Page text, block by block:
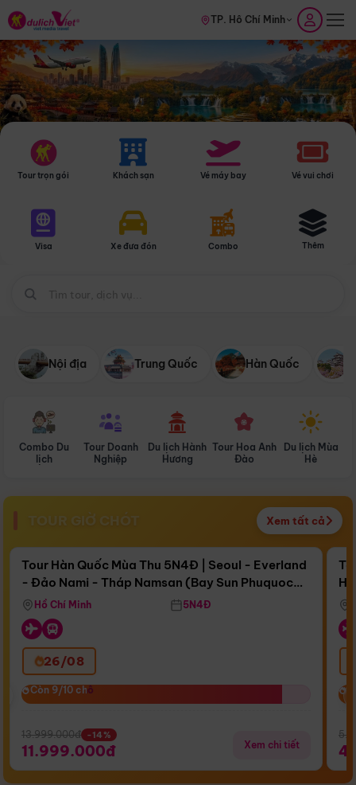
TP. Hồ Chí Minh
Tour trọn gói Khách sạn Vé máy bay Vé vui chơi
Visa Xe đưa đón Combo Thêm
Nội địa Trung Quốc Hàn Quốc
Combo Du
lịch
Tour Doanh
Nghiệp
Du lịch Hành
Hương
Tour Hoa Anh
Đào
Du lịch Mùa
Hè
TOUR GIỜ CHÓT Xem tất cả
Còn15 ngày 05:19:41
Bay Sun Phuquoc Airways
Điểm nổi bật
Tour Hàn Quốc Mùa Thu 5N4Đ | Seoul - Everland
- Đảo Nami - Tháp Namsan (Bay Sun Phuquoc
Airways)
Hồ Chí Minh 5N4Đ
26/08
Còn 9/10 chỗ
Còn 9/10 chỗ
13.999.000đ -14%
11.999.000đ Xem chi tiết